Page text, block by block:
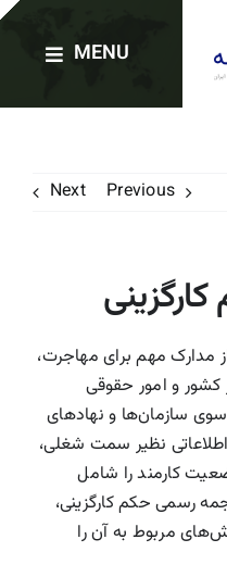
MENU
Previous
Next
مدارک مهم برای مهاجرت،
کشور و امور حقوقی
سازمان‌ها و نهادهای
نظیر سمت شغلی،
کارمند را شامل
رسمی حکم کارگزینی،
مربوط به آن را